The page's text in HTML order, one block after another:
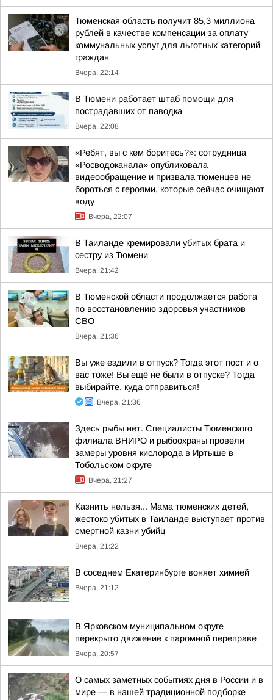
Тюменская область получит 85,3 миллиона
рублей в качестве компенсации за оплату
коммунальных услуг для льготных категорий
граждан
Вчера, 22:14
В Тюмени работает штаб помощи для
пострадавших от паводка
Вчера, 22:08
«Ребят, вы с кем боритесь?»: сотрудница
«Росводоканала» опубликовала
видеообращение и призвала тюменцев не
бороться с героями, которые сейчас очищают
воду
Вчера, 22:07
В Таиланде кремировали убитых брата и
сестру из Тюмени
Вчера, 21:42
В Тюменской области продолжается работа
по восстановлению здоровья участников
СВО
Вчера, 21:36
Вы уже ездили в отпуск? Тогда этот пост и о
вас тоже! Вы ещё не были в отпуске? Тогда
выбирайте, куда отправиться!
Вчера, 21:36
Здесь рыбы нет. Специалисты Тюменского
филиала ВНИРО и рыбоохраны провели
замеры уровня кислорода в Иртыше в
Тобольском округе
Вчера, 21:27
Казнить нельзя... Мама тюменских детей,
жестоко убитых в Таиланде выступает против
смертной казни убийц
Вчера, 21:22
В соседнем Екатеринбурге воняет химией
Вчера, 21:12
В Ярковском муниципальном округе
перекрыто движение к паромной переправе
Вчера, 20:57
О самых заметных событиях дня в России и в
мире — в нашей традиционной подборке